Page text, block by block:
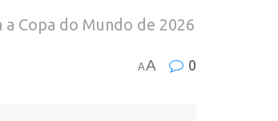
Copa do Mundo de 2026
AA 0